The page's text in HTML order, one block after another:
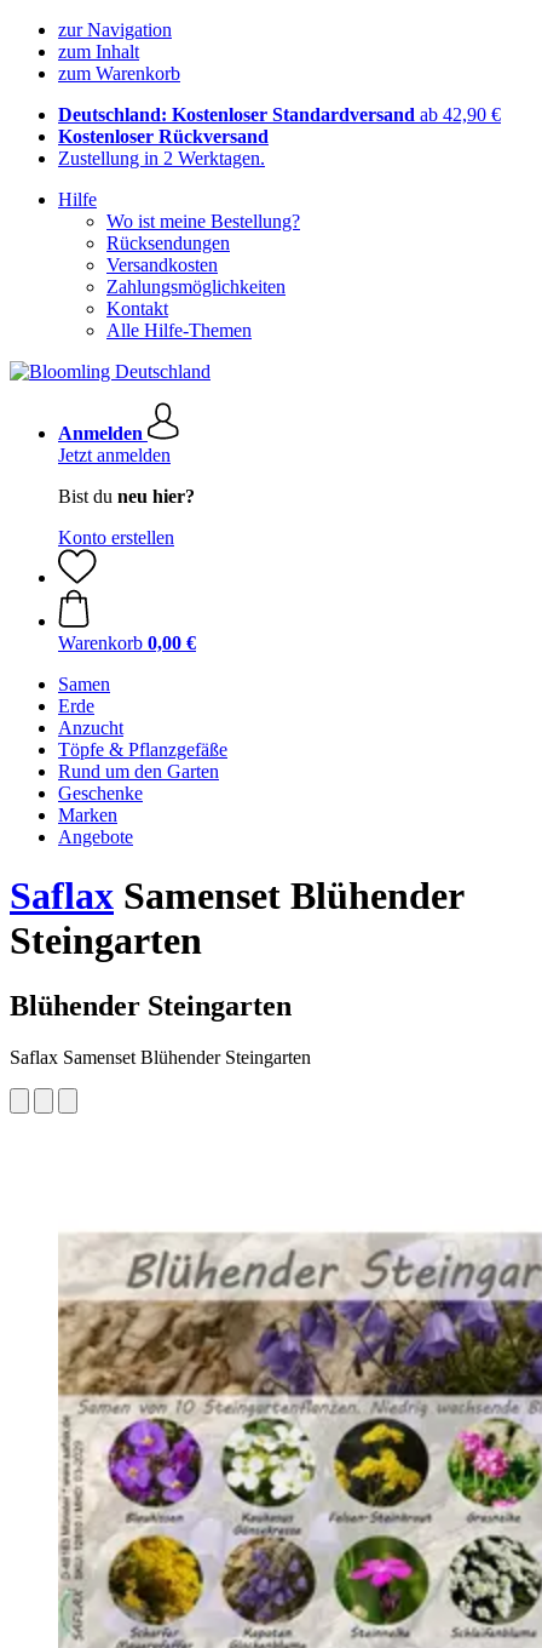
zur Navigation
zum Inhalt
zum Warenkorb
Deutschland: Kostenloser Standardversand ab 42,90 €
Kostenloser Rückversand
Zustellung in 2 Werktagen.
Hilfe
Wo ist meine Bestellung?
Rücksendungen
Versandkosten
Zahlungsmöglichkeiten
Kontakt
Alle Hilfe-Themen
Anmelden
Jetzt anmelden
Bist du neu hier?
Konto erstellen
Warenkorb 0,00 €
Samen
Erde
Anzucht
Töpfe & Pflanzgefäße
Rund um den Garten
Geschenke
Marken
Angebote
Saflax Samenset Blühender
Steingarten
Blühender Steingarten
Saflax Samenset Blühender Steingarten